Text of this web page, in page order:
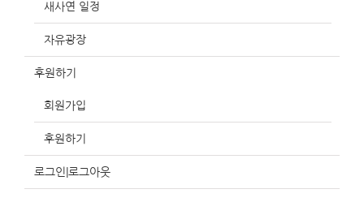
새사연 일정
자유광장
후원하기
회원가입
후원하기
로그인|로그아웃